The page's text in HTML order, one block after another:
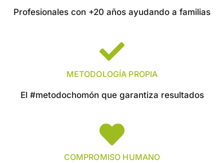
Profesionales con +20 años ayudando a familias
METODOLOGÍA PROPIA
El #metodochomón que garantiza resultados
COMPROMISO HUMANO